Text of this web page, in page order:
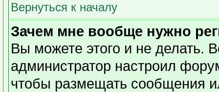
Вернуться к началу
Зачем мне вообще нужно
Вы можете этого и не делать.
администратор настроил
чтобы размещать сообщения